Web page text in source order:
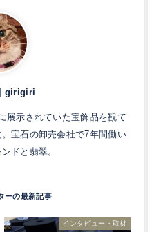
| girigiri
展示されていた宝飾品を観て
宝石の卸売会社で7年間働い
ドと翡翠。
インタビュー・取材